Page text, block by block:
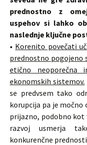
prednostno z
uspehov si lahko
naslednje ključne
• Korenito povečati
prednostno pogojeno
etično neoporečna
ekonomskih sistemov.
se predvsem tako
korupcija pa je
prijazno, podobno kot
razvoj usmerja
konkurenčne